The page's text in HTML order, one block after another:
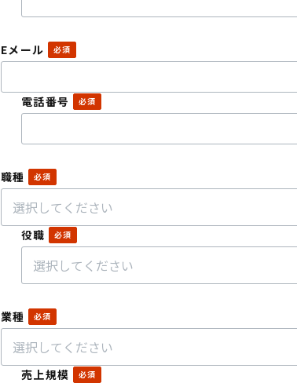
Eメール
電話番号
職種
役職
業種
売上規模